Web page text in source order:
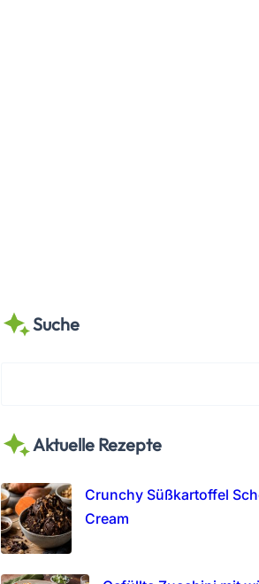
Suche
r
h
Aktuelle Rezepte
Crunchy Süßkartoffel
Cream